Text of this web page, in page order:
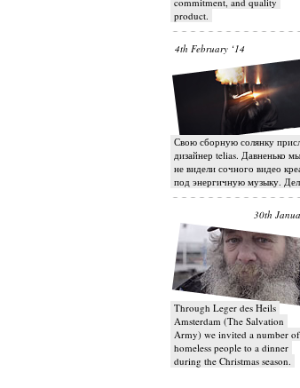
product.
4th February ‘14
Свою сборную солянку
дизайнер telias. Давненько мы
не видели сочного видео
под энергичную музыку.
30th
Through Leger des Heils
Amsterdam (The Salvation
Army) we invited a number of
homeless people to a dinner
during the Christmas season.